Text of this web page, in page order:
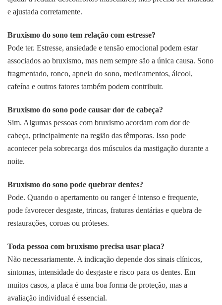
e ajustada corretamente.
Bruxismo do sono tem relação com estresse?
Pode ter. Estresse, ansiedade e tensão emocional podem estar
associados ao bruxismo, mas nem sempre são a única causa. Sono
fragmentado, ronco, apneia do sono, medicamentos, álcool,
cafeína e outros fatores também podem contribuir.
Bruxismo do sono pode causar dor de cabeça?
Sim. Algumas pessoas com bruxismo acordam com dor de
cabeça, principalmente na região das têmporas. Isso pode
acontecer pela sobrecarga dos músculos da mastigação durante a
noite.
Bruxismo do sono pode quebrar dentes?
Pode. Quando o apertamento ou ranger é intenso e frequente,
pode favorecer desgaste, trincas, fraturas dentárias e quebra de
restaurações, coroas ou próteses.
Toda pessoa com bruxismo precisa usar placa?
Não necessariamente. A indicação depende dos sinais clínicos,
sintomas, intensidade do desgaste e risco para os dentes. Em
muitos casos, a placa é uma boa forma de proteção, mas a
avaliação individual é essencial.